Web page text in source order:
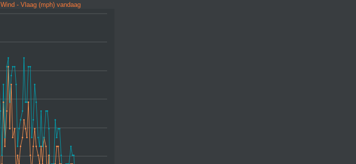
Wind - Vlaag (mph) vandaag